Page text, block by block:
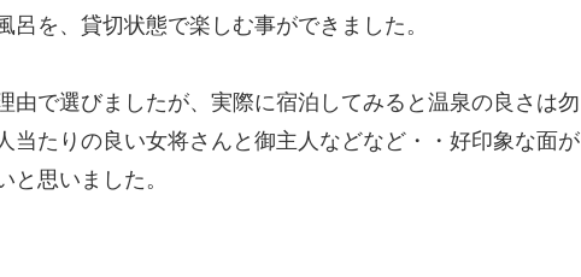
を、貸切状態で楽しむ事ができました。
由で選びましたが、実際に宿泊してみると温泉の良さは勿
当たりの良い女将さんと御主人などなど・・好印象な面が
思いました。